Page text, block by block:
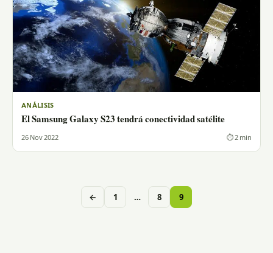
ANÁLISIS
El Samsung Galaxy S23 tendrá conectividad satélite
26 Nov 2022 ⏱ 2 min
de
← 1 … 8 9